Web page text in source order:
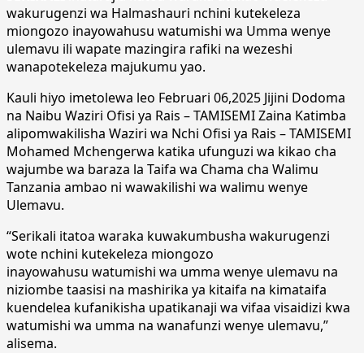
wakurugenzi wa Halmashauri nchini kutekeleza
miongozo inayowahusu watumishi wa Umma wenye
ulemavu ili wapate mazingira rafiki na wezeshi
wanapotekeleza majukumu yao.
Kauli hiyo imetolewa leo Februari 06,2025 Jijini Dodoma
na Naibu Waziri Ofisi ya Rais – TAMISEMI Zaina Katimba
alipomwakilisha Waziri wa Nchi Ofisi ya Rais – TAMISEMI
Mohamed Mchengerwa katika ufunguzi wa kikao cha
wajumbe wa baraza la Taifa wa Chama cha Walimu
Tanzania ambao ni wawakilishi wa walimu wenye
Ulemavu.
“Serikali itatoa waraka kuwakumbusha wakurugenzi
wote nchini kutekeleza miongozo
inayowahusu watumishi wa umma wenye ulemavu na
niziombe taasisi na mashirika ya kitaifa na kimataifa
kuendelea kufanikisha upatikanaji wa vifaa visaidizi kwa
watumishi wa umma na wanafunzi wenye ulemavu,”
alisema.